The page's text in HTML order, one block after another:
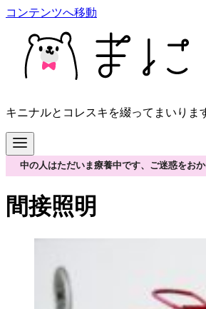
コンテンツへ移動
キニナルとコレスキを綴ってまいりま
中の人はただいま療養中です、ご迷惑をお
間接照明